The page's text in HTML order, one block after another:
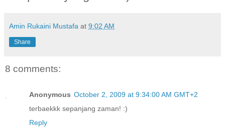
Amin Rukaini Mustafa at 9:02 AM
Share
8 comments:
Anonymous October 2, 2009 at 9:34:00 AM GMT+2
terbaekkk sepanjang zaman! :)
Reply